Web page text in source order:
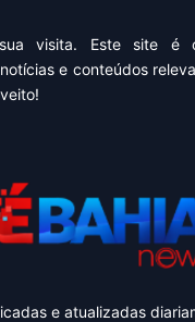
visita. Este site é
e conteúdos
e atualizadas